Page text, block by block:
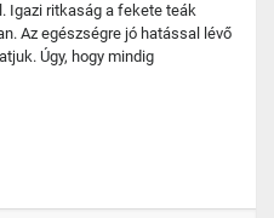
Igazi ritkaság a fekete teák
Az egészségre jó hatással lévő
Úgy, hogy mindig